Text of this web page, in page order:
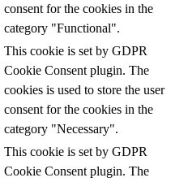
consent for the cookies in the
category "Functional".
This cookie is set by GDPR
Cookie Consent plugin. The
cookies is used to store the user
consent for the cookies in the
category "Necessary".
This cookie is set by GDPR
Cookie Consent plugin. The